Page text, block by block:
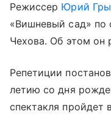
Режиссер Юрий
«Вишневый сад» по
Чехова. Об этом он
Репетиции
летию со дня
спектакля пройдет